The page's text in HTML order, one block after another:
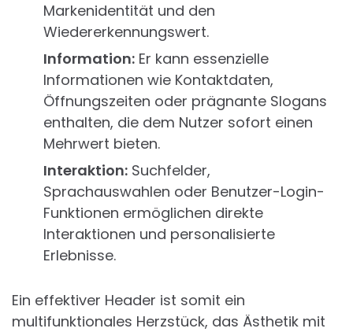
Markenidentität und den
Wiedererkennungswert.
Information: Er kann essenzielle
Informationen wie Kontaktdaten,
Öffnungszeiten oder prägnante Slogans
enthalten, die dem Nutzer sofort einen
Mehrwert bieten.
Interaktion: Suchfelder,
Sprachauswahlen oder Benutzer-Login-
Funktionen ermöglichen direkte
Interaktionen und personalisierte
Erlebnisse.
Ein effektiver Header ist somit ein
multifunktionales Herzstück, das Ästhetik mit